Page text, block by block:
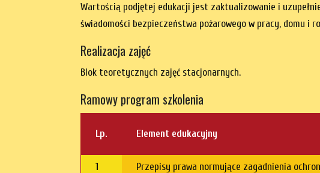
Wartością podjętej edukacji jest zaktualizowanie i
świadomości bezpieczeństwa pożarowego w pracy, domu i
Realizacja zajęć
Blok teoretycznych zajęć stacjonarnych.
Ramowy program szkolenia
Lp. Element edukacyjny
1 Przepisy prawa normujące zagadnienia